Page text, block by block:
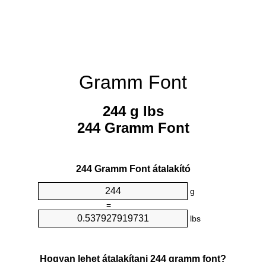
Gramm Font
244 g lbs
244 Gramm Font
244 Gramm Font átalakító
g
=
lbs
Hogyan lehet átalakítani 244 gramm font?